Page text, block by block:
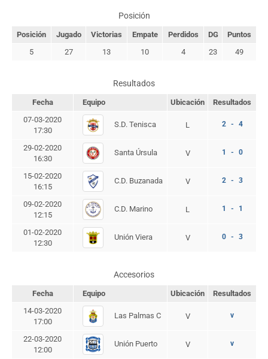
Posición
Posición Jugado Victorias Empate Perdidos DG
Puntos
5
27 13 10 4 23 49
Resultados
Fecha Equipo Ubicación
Resultados
07-03-2020
17:30
S.D. Tenisca L 2 - 4
29-02-2020
16:30
Santa Úrsula V 1 - 0
15-02-2020
16:15
C.D. Buzanada V 2 - 3
09-02-2020
12:15
C.D. Marino L 1 - 1
01-02-2020
12:30
Unión Viera V 0 - 3
Accesorios
Fecha Equipo Ubicación
Resultados
14-03-2020
17:00
Las Palmas C V v
22-03-2020
12:00
Unión Puerto V v